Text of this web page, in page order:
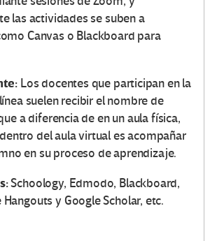
las actividades se suben a
Canvas o Blackboard para
Los docentes que participan en la
suelen recibir el nombre de
a diferencia de en un aula física,
del aula virtual es acompañar
en su proceso de aprendizaje.
Schoology, Edmodo, Blackboard,
y Google Scholar, etc.